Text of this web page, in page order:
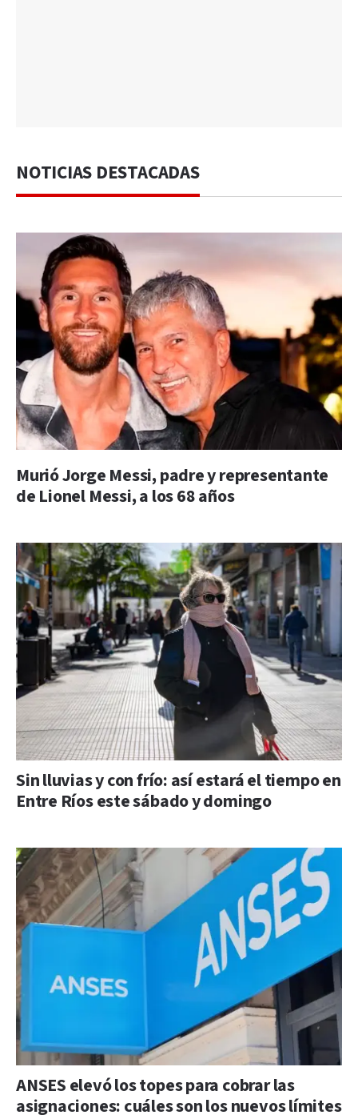
NOTICIAS DESTACADAS
Murió Jorge Messi, padre y representante
de Lionel Messi, a los 68 años
Sin lluvias y con frío: así estará el tiempo en
Entre Ríos este sábado y domingo
ANSES elevó los topes para cobrar las
asignaciones: cuáles son los nuevos límites